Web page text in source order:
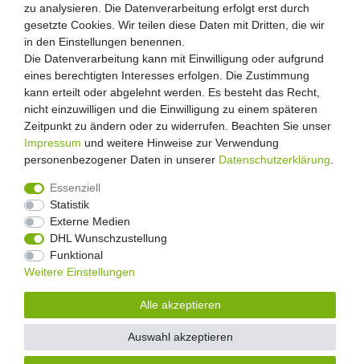
Widerrufs­recht Widerrufs­formular
Daten­schutz­erklärung
© Copyright 2026 Floral-Direkt Alle Rechte vorbehalten.
zu analysieren. Die Datenverarbeitung erfolgt erst durch
gesetzte Cookies. Wir teilen diese Daten mit Dritten, die wir
in den Einstellungen benennen.
Die Datenverarbeitung kann mit Einwilligung oder aufgrund
eines berechtigten Interesses erfolgen. Die Zustimmung
kann erteilt oder abgelehnt werden. Es besteht das Recht,
nicht einzuwilligen und die Einwilligung zu einem späteren
Zeitpunkt zu ändern oder zu widerrufen. Beachten Sie unser
Impressum und weitere Hinweise zur Verwendung
personenbezogener Daten in unserer Daten­schutz­erklärung
Essenziell
Statistik
Externe Medien
DHL Wunschzustellung
Funktional
Weitere Einstellungen
Alle akzeptieren
Auswahl akzeptieren